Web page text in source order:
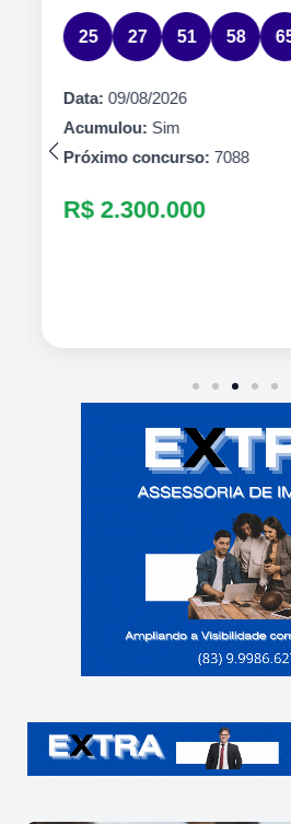
25 27 51 58 65
Data:09/08/2026
Acumulou:Sim
Próximo concurso:7088
R$ 2.300.000